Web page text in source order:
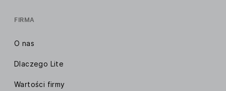
FIRMA
O nas
Dlaczego Lite
Wartości firmy